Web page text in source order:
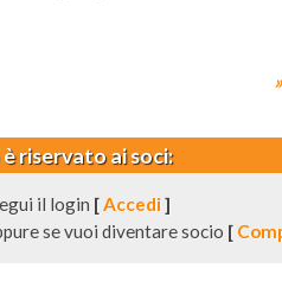
riservato ai soci:
il login [Accedi]
se vuoi diventare socio [